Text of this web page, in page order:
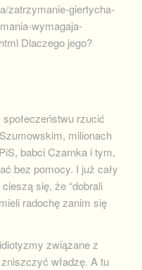
zatrzymanie-giertycha-
wymagaja-
Dlaczego jego?
rzucić
milionach
babci Czarnka i tym,
bez pomocy. I już cały
się, że “dobrali
radochę zanim się
związane z
władzę. A tu